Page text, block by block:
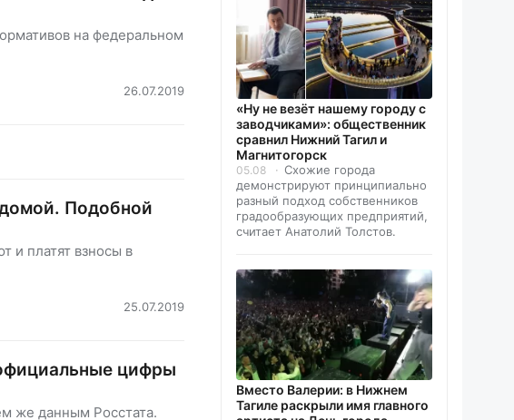
на федеральном
26.07.2019
домой. Подобной
и платят взносы в
25.07.2019
цифры
же данным Росстата.
«Ну не везёт нашему городу с
заводчиками»: общественник
сравнил Нижний Тагил и
Магнитогорск
05.08
Схожие города
демонстрируют принципиально
разный подход собственников
градообразующих предприятий,
считает Анатолий Толстов.
Вместо Валерии: в Нижнем
Тагиле раскрыли имя главного